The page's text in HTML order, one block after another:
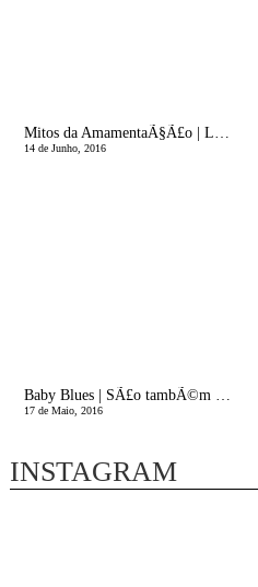
Mitos da AmamentaÃ§Ã£o | Leite Fraco!
14 de Junho, 2016
17 de Maio, 2016
INSTAGRAM